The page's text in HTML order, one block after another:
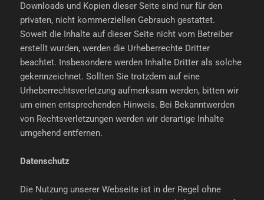
Downloads und Kopien dieser Seite sind nur für den
privaten, nicht kommerziellen Gebrauch gestattet.
Soweit die Inhalte auf dieser Seite nicht vom Betreiber
erstellt wurden, werden die Urheberrechte Dritter
beachtet. Insbesondere werden Inhalte Dritter als solche
gekennzeichnet. Sollten Sie trotzdem auf eine
Urheberrechtsverletzung aufmerksam werden, bitten wir
um einen entsprechenden Hinweis. Bei Bekanntwerden
von Rechtsverletzungen werden wir derartige Inhalte
umgehend entfernen.
Datenschutz
Die Nutzung unserer Webseite ist in der Regel ohne